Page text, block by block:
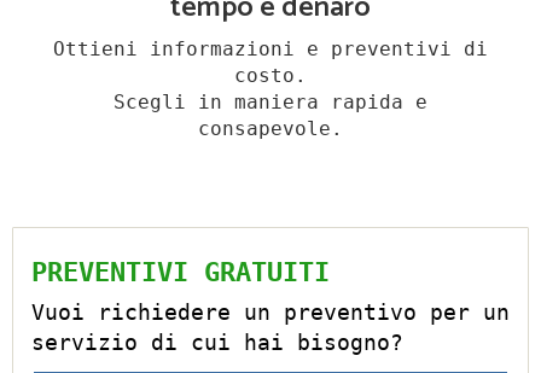
Ottieni informazioni e preventivi di
costo.
Scegli in maniera rapida e
consapevole.
PREVENTIVI GRATUITI
Vuoi richiedere un preventivo per un
servizio di cui hai bisogno?